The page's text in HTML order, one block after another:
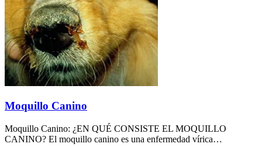
Moquillo Canino
Moquillo Canino: ¿EN QUÉ CONSISTE EL MOQUILLO
CANINO? El moquillo canino es una enfermedad vírica…